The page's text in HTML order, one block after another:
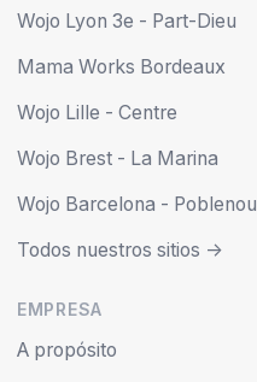
Wojo Lyon 3e - Part-Dieu
Mama Works Bordeaux
Wojo Lille - Centre
Wojo Brest - La Marina
Wojo Barcelona - Poblenou
Todos nuestros sitios ->
EMPRESA
A propósito